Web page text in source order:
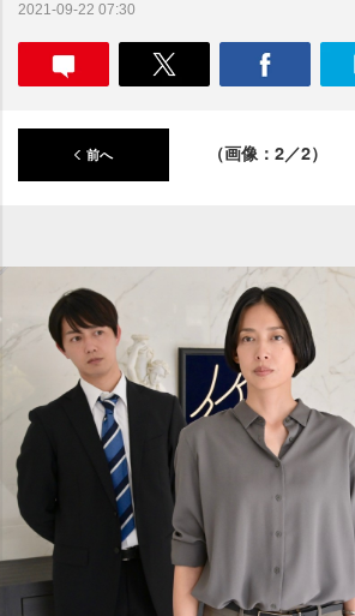
2021-09-22 07:30
前へ （画像：2／2）